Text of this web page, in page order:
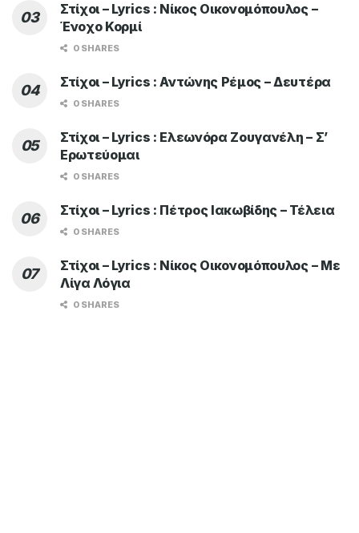
Στίχοι – Lyrics : Νίκος Οικονομόπουλος –
Ένοχο Κορμί
0 SHARES
Στίχοι – Lyrics : Αντώνης Ρέμος – Δευτέρα
0 SHARES
Στίχοι – Lyrics : Ελεωνόρα Ζουγανέλη – Σ’
Ερωτεύομαι
0 SHARES
Στίχοι – Lyrics : Πέτρος Ιακωβίδης – Τέλεια
0 SHARES
Στίχοι – Lyrics : Νίκος Οικονομόπουλος – Με
Λίγα Λόγια
0 SHARES